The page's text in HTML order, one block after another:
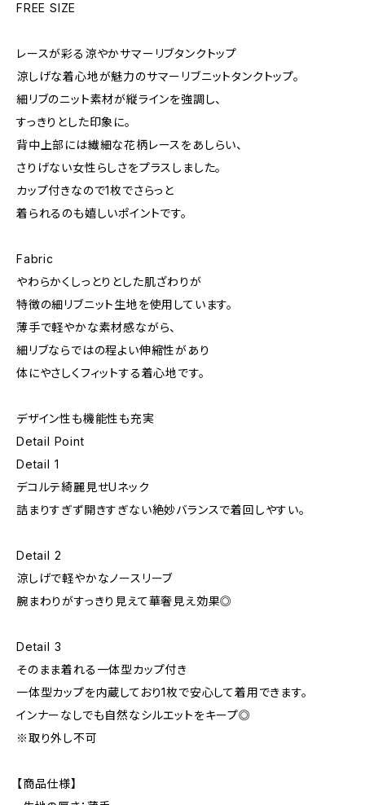
FREE SIZE
レースが彩る涼やかサマーリブタンクトップ
涼しげな着心地が魅力のサマーリブニットタンクトップ。
細リブのニット素材が縦ラインを強調し、
すっきりとした印象に。
背中上部には繊細な花柄レースをあしらい、
さりげない女性らしさをプラスしました。
カップ付きなので1枚でさらっと
着られるのも嬉しいポイントです。
Fabric
やわらかくしっとりとした肌ざわりが
特徴の細リブニット生地を使用しています。
薄手で軽やかな素材感ながら、
細リブならではの程よい伸縮性があり
体にやさしくフィットする着心地です。
デザイン性も機能性も充実
Detail Point
Detail 1
デコルテ綺麗見せUネック
詰まりすぎず開きすぎない絶妙バランスで着回しやすい。
Detail 2
涼しげで軽やかなノースリーブ
腕まわりがすっきり見えて華奢見え効果◎
Detail 3
そのまま着れる一体型カップ付き
一体型カップを内蔵しており1枚で安心して着用できます。
インナーなしでも自然なシルエットをキープ◎
※取り外し不可
【商品仕様】